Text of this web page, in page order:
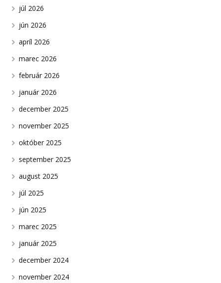
júl 2026
jún 2026
apríl 2026
marec 2026
február 2026
január 2026
december 2025
november 2025
október 2025
september 2025
august 2025
júl 2025
jún 2025
marec 2025
január 2025
december 2024
november 2024